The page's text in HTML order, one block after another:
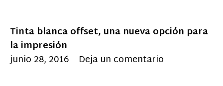
Tinta blanca offset, una nueva opción para
la impresión
junio 28, 2016
Deja un comentario